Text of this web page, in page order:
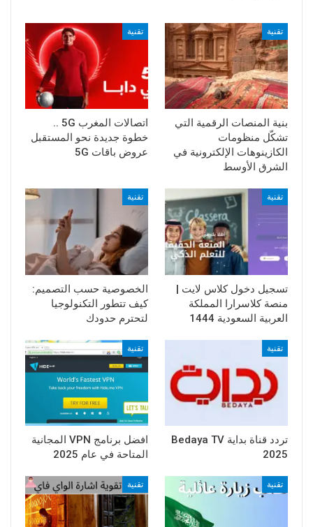
تقنية
بنية المنصات الرقمية التي
تشكّل منظومات
الكازينوهات الإلكترونية في
الشرق الأوسط
تقنية
اتصالات المغرب 5G ..
خطوة جديدة نحو المستقبل
عروض باقات 5G
تقنية
تسجيل دخول كلاس لايت |
منصة كلاسرارا المملكة
العربية السعودية 1444
تقنية
الخصوصية حسب التصميم:
كيف تتطور التكنولوجيا
لتحترم حدودك
تقنية
تردد قناة بداية Bedaya TV
2025
تقنية
افضل برنامج VPN المجانية
المتاحة في عام 2025
تقنية تقنية